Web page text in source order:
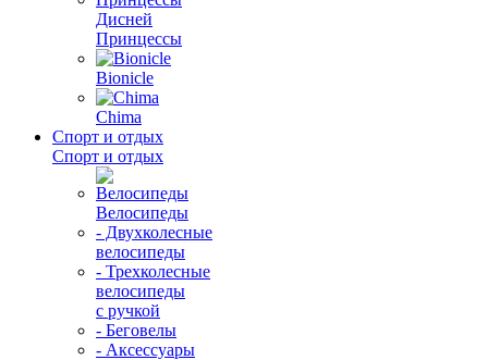
Дисней
Принцессы
Bionicle
Chima
Спорт и отдых
Спорт и отдых
Велосипеды
- Двухколесные
велосипеды
- Трехколесные
велосипеды
с ручкой
- Беговелы
- Аксессуары